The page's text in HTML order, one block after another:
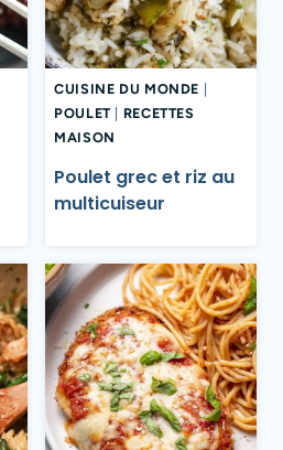
CUISINE DU MONDE
POULET| RECETTES
MAISON
Poulet grec et riz au
multicuiseur